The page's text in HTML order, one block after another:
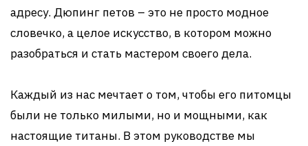
адресу. Дюпинг петов – это не просто модное
словечко, а целое искусство, в котором можно
разобраться и стать мастером своего дела.
Каждый из нас мечтает о том, чтобы его питомцы
были не только милыми, но и мощными, как
настоящие титаны. В этом руководстве мы